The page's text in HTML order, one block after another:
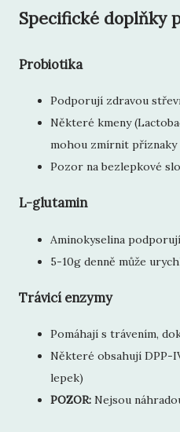
Specifické doplňky
Probiotika
Podporují zdravou
Některé kmeny
mohou zmírnit příznaky
Pozor na bezlepkové
L-glutamin
Aminokyselina
5-10g denně může
Trávicí enzymy
Pomáhají s trávením,
Některé obsahují DPP-
lepek)
POZOR: Nejsou